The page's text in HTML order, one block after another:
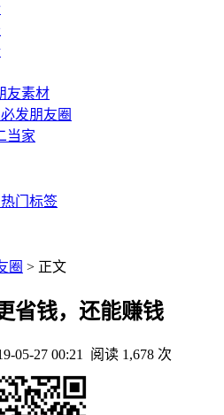
友素材
发朋友圈
当家
门标签
圈 > 正文
省钱，还能赚钱
05-27 00:21 阅读 1,678 次